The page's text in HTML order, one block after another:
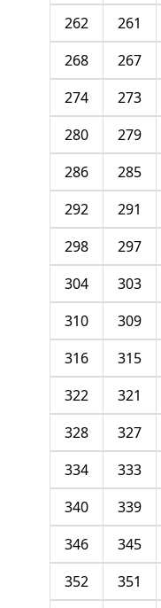
261
262
267
268
273
274
279
280
285
286
291
292
297
298
303
304
309
310
315
316
321
322
327
328
333
334
339
340
345
346
351
352